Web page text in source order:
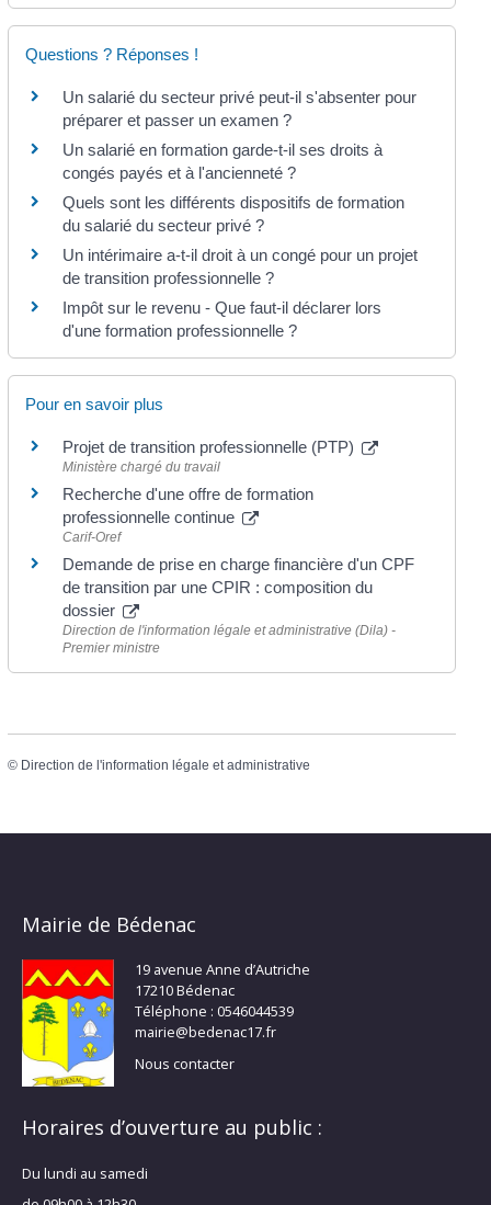
Questions ? Réponses !
Un salarié du secteur privé peut-il s'absenter pour
préparer et passer un examen ?
Un salarié en formation garde-t-il ses droits à
congés payés et à l'ancienneté ?
Quels sont les différents dispositifs de formation
du salarié du secteur privé ?
Un intérimaire a-t-il droit à un congé pour un projet
de transition professionnelle ?
Impôt sur le revenu - Que faut-il déclarer lors
d'une formation professionnelle ?
Pour en savoir plus
Projet de transition professionnelle (PTP)
Ministère chargé du travail
Recherche d'une offre de formation
professionnelle continue
Carif-Oref
Demande de prise en charge financière d'un CPF
de transition par une CPIR : composition du
dossier
Direction de l'information légale et administrative (Dila) -
Premier ministre
© Direction de l'information légale et administrative
Mairie de Bédenac
19 avenue Anne d’Autriche
17210 Bédenac
Téléphone : 0546044539
mairie@bedenac17.fr
Nous contacter
Horaires d’ouverture au public :
Du lundi au samedi